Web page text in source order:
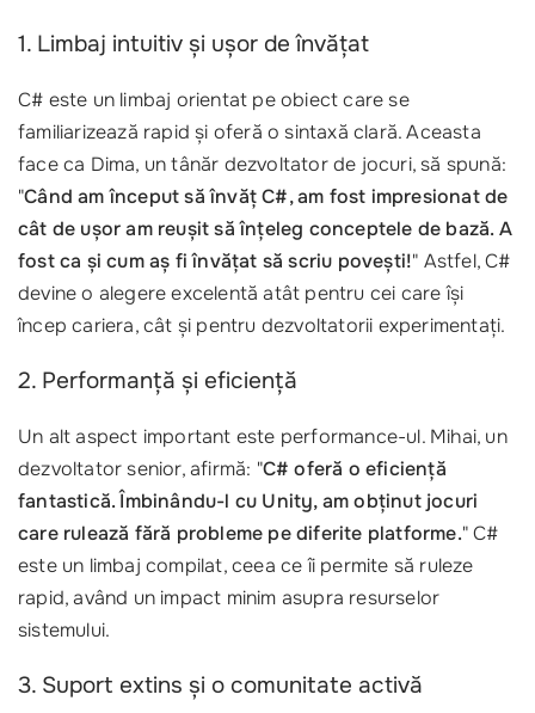
1. Limbaj intuitiv și ușor de învățat
C# este un limbaj orientat pe obiect care se
familiarizează rapid și oferă o sintaxă clară. Aceasta
face ca Dima, un tânăr dezvoltator de jocuri, să spună:
"Când am început să învăț C#, am fost impresionat de
cât de ușor am reușit să înțeleg conceptele de bază. A
fost ca și cum aș fi învățat să scriu povești!" Astfel, C#
devine o alegere excelentă atât pentru cei care își
încep cariera, cât și pentru dezvoltatorii experimentați.
2. Performanță și eficiență
Un alt aspect important este performance-ul. Mihai, un
dezvoltator senior, afirmă: "C# oferă o eficiență
fantastică. Îmbinându-l cu Unity, am obținut jocuri
care rulează fără probleme pe diferite platforme." C#
este un limbaj compilat, ceea ce îi permite să ruleze
rapid, având un impact minim asupra resurselor
sistemului.
3. Suport extins și o comunitate activă